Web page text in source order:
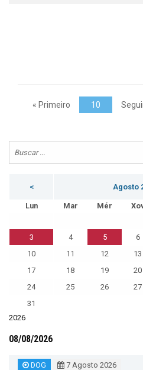
« Primeiro 10
< Agosto
Lun Mar Mér
3
4 5 6
10
11 12 13
17
18 19 20
24
25 26 27
31
2026
08/08/2026
DOG
7 Agosto 2026